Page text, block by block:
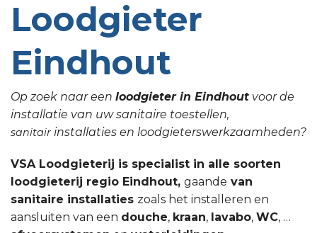
Loodgieter
Eindhout
Op zoek naar een loodgieter in Eindhout voor de
installatie van uw sanitaire toestellen,
sanitair installaties en loodgieterswerkzaamheden?
VSA Loodgieterij is specialist in alle soorten
loodgieterij regio Eindhout, gaande van
sanitaire installaties zoals het installeren en
aansluiten van een douche, kraan, lavabo, WC, …